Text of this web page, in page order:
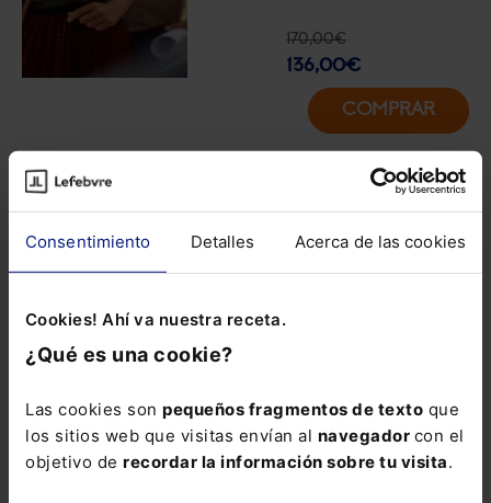
Consentimiento Detalles Acerca de las cookies
Cookies! Ahí va nuestra receta.
¿Qué es una cookie?
Las cookies son pequeños fragmentos de texto que
los sitios web que visitas envían al navegador con el
objetivo de recordar la información sobre tu visita.
170,00€
136,00€
COMPRAR
Un curso de
especialización en
han originado las
últimas reformas
legales en la